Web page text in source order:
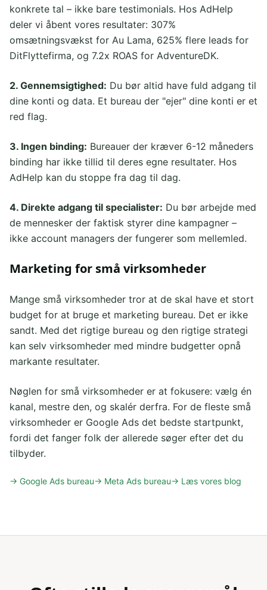
konkrete tal – ikke bare testimonials. Hos AdHelp
deler vi åbent vores resultater: 307%
omsætningsvækst for Au Lama, 625% flere leads for
DitFlyttefirma, og 7.2x ROAS for AdventureDK.
2. Gennemsigtighed: Du bør altid have fuld adgang til
dine konti og data. Et bureau der "ejer" dine konti er et
red flag.
3. Ingen binding: Bureauer der kræver 6-12 måneders
binding har ikke tillid til deres egne resultater. Hos
AdHelp kan du stoppe fra dag til dag.
4. Direkte adgang til specialister: Du bør arbejde med
de mennesker der faktisk styrer dine kampagner –
ikke account managers der fungerer som mellemled.
Marketing for små virksomheder
Mange små virksomheder tror at de skal have et stort
budget for at bruge et marketing bureau. Det er ikke
sandt. Med det rigtige bureau og den rigtige strategi
kan selv virksomheder med mindre budgetter opnå
markante resultater.
Nøglen for små virksomheder er at fokusere: vælg én
kanal, mestre den, og skalér derfra. For de fleste små
virksomheder er Google Ads det bedste startpunkt,
fordi det fanger folk der allerede søger efter det du
tilbyder.
→ Google Ads bureau→ Meta Ads bureau→ Læs vores blog